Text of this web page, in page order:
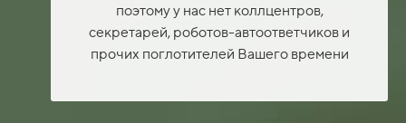
поэтому у нас нет коллцентров,
секретарей, роботов-автоответчиков и
прочих поглотителей Вашего времени